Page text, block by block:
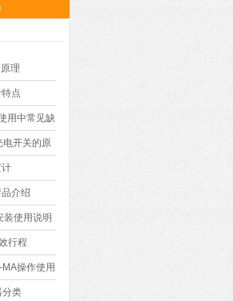
理
点
用中常见缺
开关的原
介绍
装使用说明
行程
操作使用
分类